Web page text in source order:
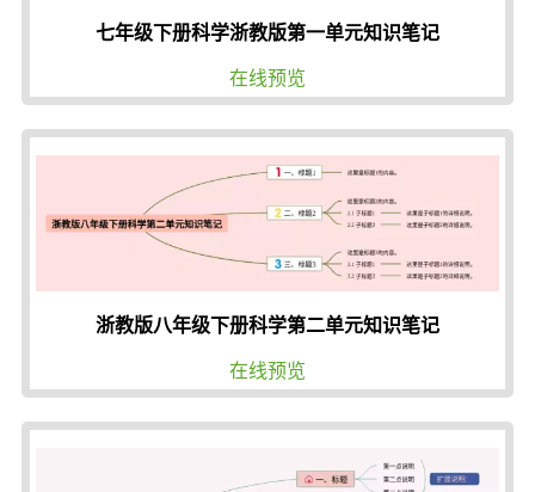
七年级下册科学浙教版第一单元知识笔记
在线预览
浙教版八年级下册科学第二单元知识笔记
在线预览